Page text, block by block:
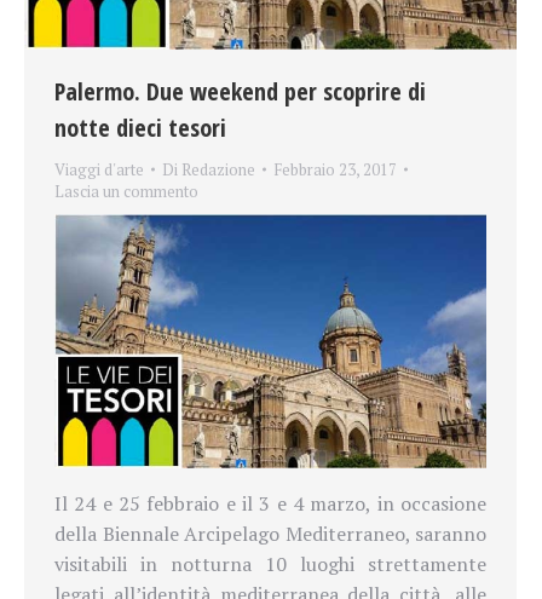
Palermo. Due weekend per scoprire di
notte dieci tesori
Viaggi d'arte Di Redazione
Febbraio 23, 2017
Lascia un commento
Il 24 e 25 febbraio e il 3 e 4 marzo, in occasione
della Biennale Arcipelago Mediterraneo, saranno
visitabili in notturna 10 luoghi strettamente